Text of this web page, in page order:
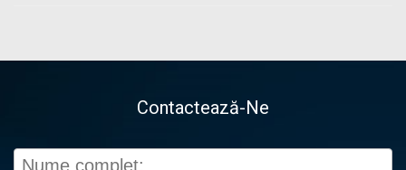
Contactează-Ne